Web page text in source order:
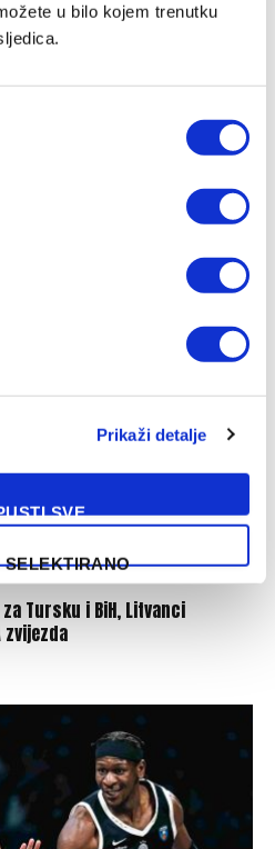
u bilo kojem trenutku
Prikaži detalje
SVE
SELEKTIRANO
Tursku i BiH, Litvanci
zvijezda